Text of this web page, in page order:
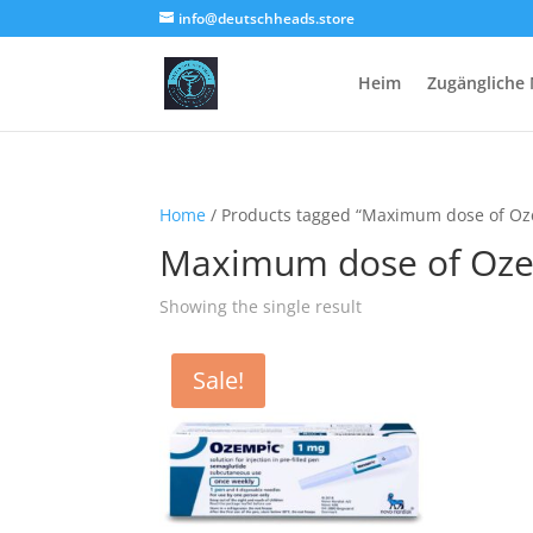
info@deutschheads.store
Heim Zugängliche
Home / Products tagged “Maximum dose of
Maximum dose of
Showing the single result
Sale!